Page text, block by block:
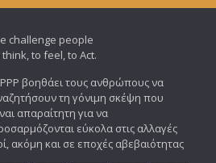
challenge people
to feel, to Act.
βοηθάει τους ανθρώπους να
τη γόνιμη σκέψη που
απαραίτητη για να
εύκολα στις αλλαγές
ακόμη και σε εποχές αβεβαιότητας